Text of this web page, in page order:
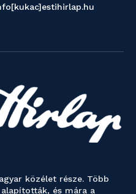
közélet része. Több
és mára a